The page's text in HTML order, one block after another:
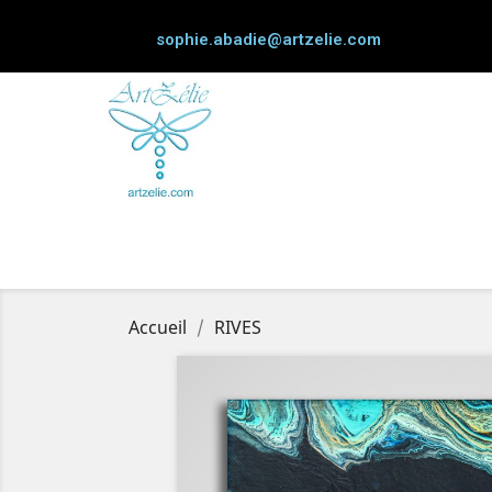
sophie.abadie@artzelie.com
Accueil RIVES